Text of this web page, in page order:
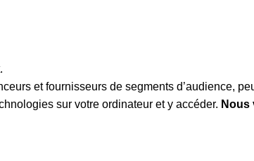
et fournisseurs de segments d’audience,
sur votre ordinateur et y accéder. Nous